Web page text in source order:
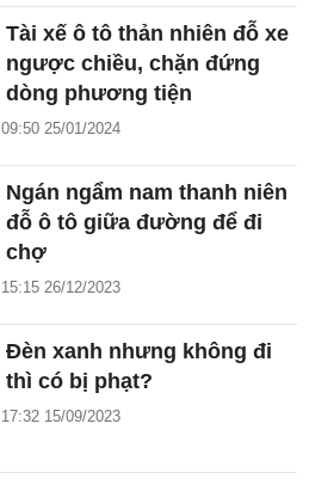
Tài xế ô tô thản nhiên đỗ xe
ngược chiều, chặn đứng
dòng phương tiện
09:50 25/01/2024
Ngán ngẩm nam thanh niên
đỗ ô tô giữa đường để đi
chợ
15:15 26/12/2023
Đèn xanh nhưng không đi
thì có bị phạt?
17:32 15/09/2023